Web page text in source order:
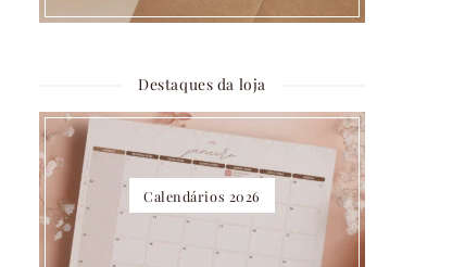
Destaques da loja
Calendários 2026